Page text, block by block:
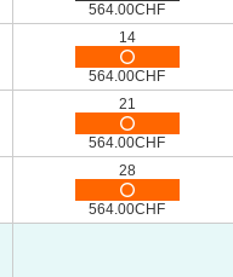
564.00CHF
14
564.00CHF
21
564.00CHF
28
564.00CHF